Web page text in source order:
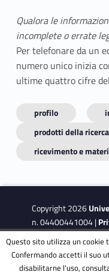
Qualora le
incomplete o errate
Per telefonare da un
numero unico inizia
ultime quattro cifre
profilo
prodotti della ricerca
ricevimento e
Copyright 2026
n. 04400441004 |
Obiettivi di
This site is protected by
Questo sito utilizza un cookie
Confermando accetti il suo
disabilitarne l'uso,